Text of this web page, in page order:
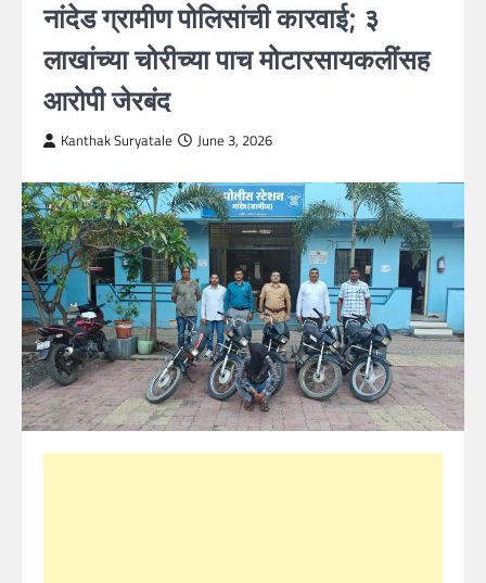
नांदेड ग्रामीण पोलिसांची कारवाई; ३
लाखांच्या चोरीच्या पाच मोटारसायकलींसह
आरोपी जेरबंद
Kanthak Suryatale June 3, 2026